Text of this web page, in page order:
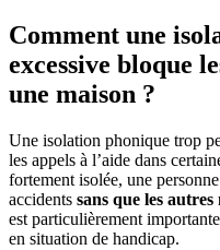
Comment une
excessive bloque
une maison ?
Une isolation phonique trop
les appels à l’aide dans
fortement isolée, une
accidents sans que les autres
est particulièrement
en situation de handicap.